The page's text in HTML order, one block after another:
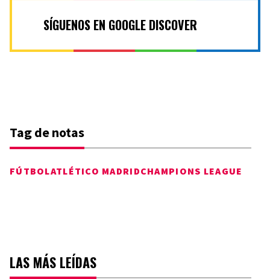
SÍGUENOS EN GOOGLE DISCOVER
Tag de notas
FÚTBOLATLÉTICO MADRIDCHAMPIONS LEAGUE
LAS MÁS LEÍDAS